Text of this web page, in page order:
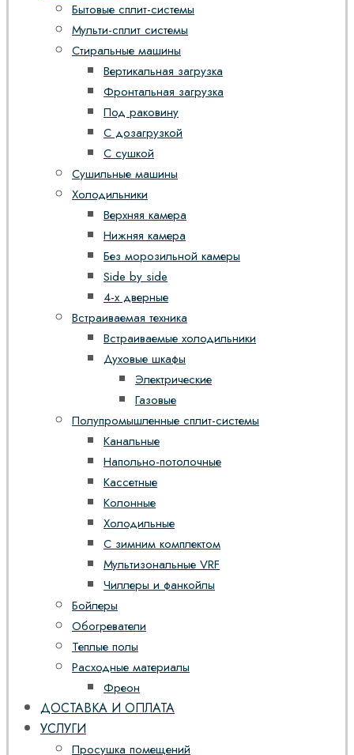
Бытовые сплит-системы
Мульти-сплит системы
Стиральные машины
Вертикальная загрузка
Фронтальная загрузка
Под раковину
С дозагрузкой
С сушкой
Сушильные машины
Холодильники
Верхняя камера
Нижняя камера
Без морозильной камеры
Side by side
4-х дверные
Встраиваемая техника
Встраиваемые холодильники
Духовые шкафы
Электрические
Газовые
Полупромышленные сплит-системы
Канальные
Напольно-потолочные
Кассетные
Колонные
Холодильные
С зимним комплектом
Мультизональные VRF
Чиллеры и фанкойлы
Бойлеры
Обогреватели
Теплые полы
Расходные материалы
Фреон
ДОСТАВКА И ОПЛАТА
УСЛУГИ
Просушка помещений